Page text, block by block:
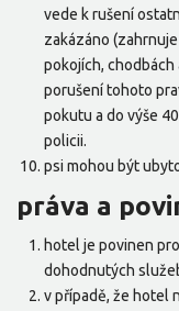
vede k rušení
zakázáno
pokojích, chodbách
porušení tohoto
pokutu a do výše
policii.
psi mohou být
práva a
hotel je povinen
dohodnutých
v případě, že hotel